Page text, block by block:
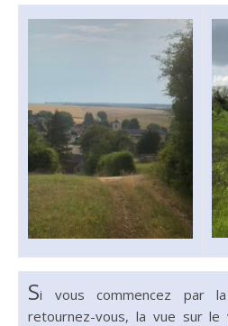
Si vous com­mencez par
retournez-vous, la vue sur